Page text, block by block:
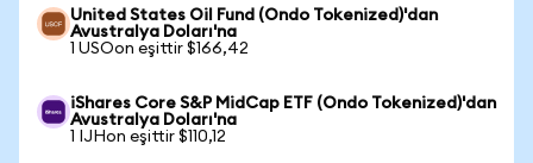
United States Oil Fund (Ondo Tokenized)'dan
Avustralya Doları'na
1 USOon eşittir $166,42
iShares Core S&P MidCap ETF (Ondo Tokenized)'dan
Avustralya Doları'na
1 IJHon eşittir $110,12